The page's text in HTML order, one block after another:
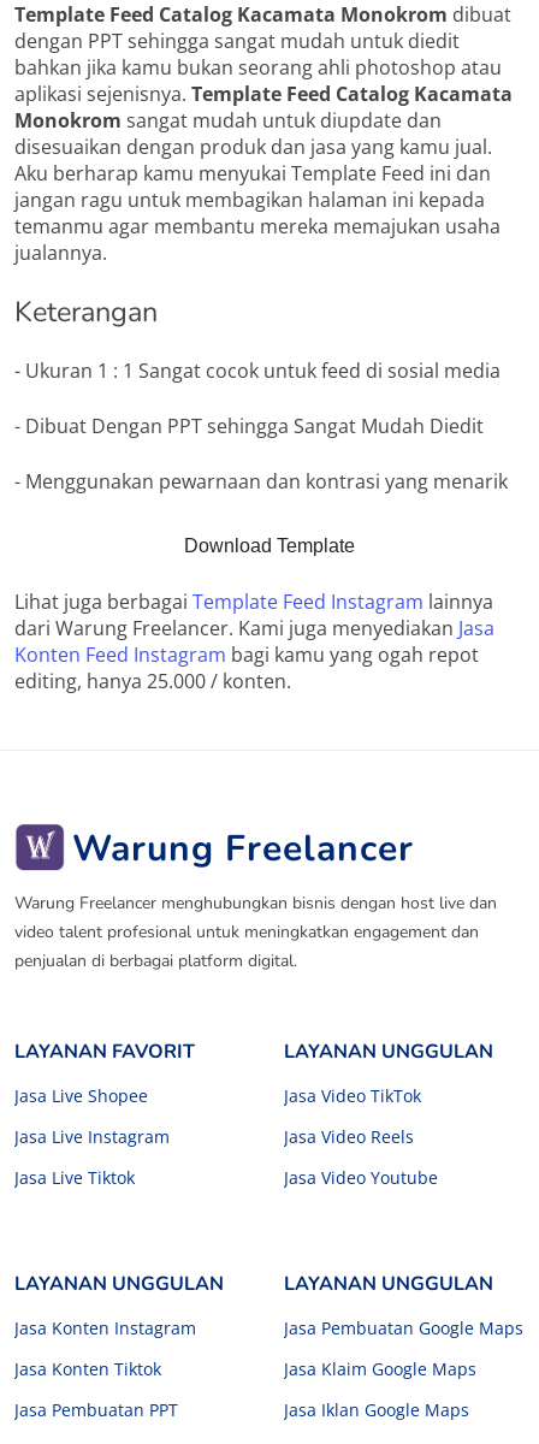
Template Feed Catalog Kacamata Monokrom dibuat
dengan PPT sehingga sangat mudah untuk diedit
bahkan jika kamu bukan seorang ahli photoshop atau
aplikasi sejenisnya. Template Feed Catalog Kacamata
Monokrom sangat mudah untuk diupdate dan
disesuaikan dengan produk dan jasa yang kamu jual.
Aku berharap kamu menyukai Template Feed ini dan
jangan ragu untuk membagikan halaman ini kepada
temanmu agar membantu mereka memajukan usaha
jualannya.
Keterangan
- Ukuran 1 : 1 Sangat cocok untuk feed di sosial media
- Dibuat Dengan PPT sehingga Sangat Mudah Diedit
- Menggunakan pewarnaan dan kontrasi yang menarik
Download Template
Lihat juga berbagai Template Feed Instagram lainnya
dari Warung Freelancer. Kami juga menyediakan Jasa
Konten Feed Instagram bagi kamu yang ogah repot
editing, hanya 25.000 / konten.
Warung Freelancer
Warung Freelancer menghubungkan bisnis dengan host live dan
video talent profesional untuk meningkatkan engagement dan
penjualan di berbagai platform digital.
LAYANAN FAVORIT
Jasa Live Shopee
Jasa Live Instagram
Jasa Live Tiktok
LAYANAN UNGGULAN
Jasa Video TikTok
Jasa Video Reels
Jasa Video Youtube
LAYANAN UNGGULAN
Jasa Konten Instagram
Jasa Konten Tiktok
Jasa Pembuatan PPT
LAYANAN UNGGULAN
Jasa Pembuatan Google Maps
Jasa Klaim Google Maps
Jasa Iklan Google Maps